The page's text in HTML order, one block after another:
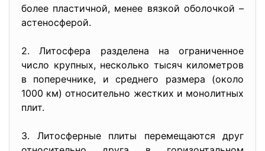
более пластичной, менее вязкой оболочкой –
астеносферой.
2. Литосфера разделена на ограниченное
число крупных, несколько тысяч километров
в поперечнике, и среднего размера (около
1000 км) относительно жестких и монолитных
плит.
3. Литосферные плиты перемещаются друг